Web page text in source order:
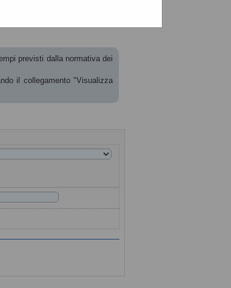
previsti dalla normativa dei
il collegamento "Visualizza